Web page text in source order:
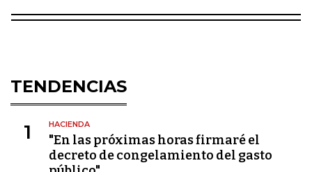
TENDENCIAS
1 HACIENDA
"En las próximas horas firmaré el
decreto de congelamiento del gasto